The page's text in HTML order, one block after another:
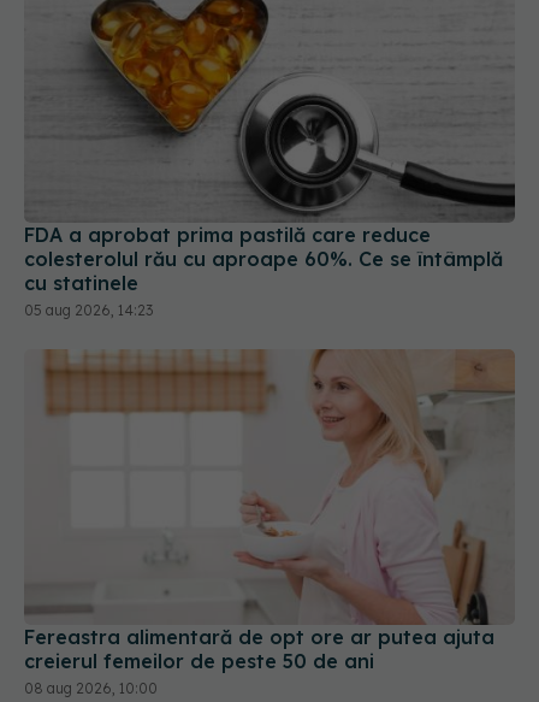
FDA a aprobat prima pastilă care reduce
colesterolul rău cu aproape 60%. Ce se întâmplă
cu statinele
05 aug 2026, 14:23
Fereastra alimentară de opt ore ar putea ajuta
creierul femeilor de peste 50 de ani
08 aug 2026, 10:00